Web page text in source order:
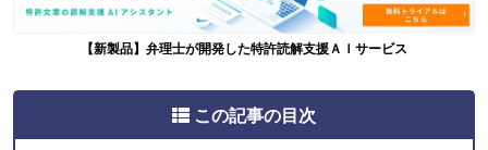
【新製品】弁理士が開発した特許読解支援ＡＩサービス
この記事の目次